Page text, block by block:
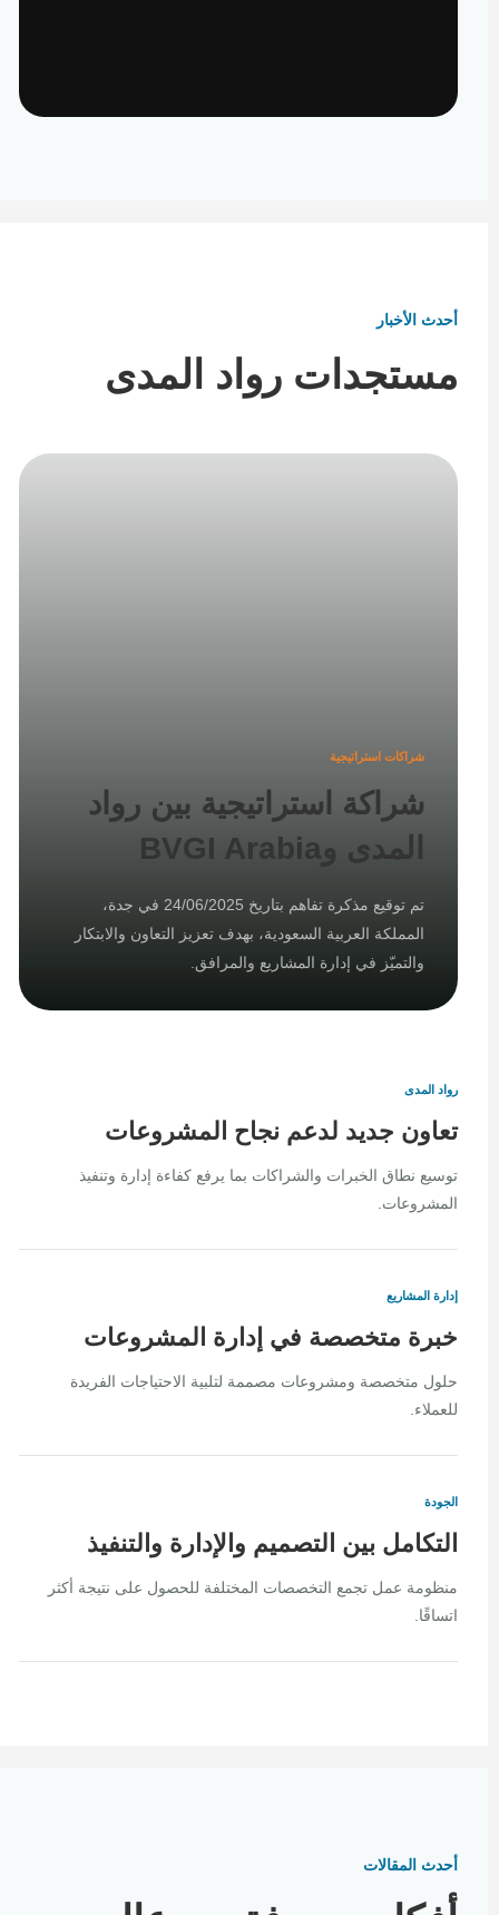
أحدث الأخبار
مستجدات رواد المدى
شراكات استراتيجية
شراكة استراتيجية بين رواد
المدى وBVGI Arabia
تم توقيع مذكرة تفاهم بتاريخ 24/06/2025 في جدة،
المملكة العربية السعودية، بهدف تعزيز التعاون والابتكار
والتميّز في إدارة المشاريع والمرافق.
رواد المدى
تعاون جديد لدعم نجاح المشروعات
توسيع نطاق الخبرات والشراكات بما يرفع كفاءة إدارة وتنفيذ
المشروعات.
إدارة المشاريع
خبرة متخصصة في إدارة المشروعات
حلول متخصصة ومشروعات مصممة لتلبية الاحتياجات الفريدة
للعملاء.
الجودة
التكامل بين التصميم والإدارة والتنفيذ
منظومة عمل تجمع التخصصات المختلفة للحصول على نتيجة أكثر
اتساقًا.
أحدث المقالات